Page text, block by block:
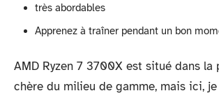
très abordables
Apprenez à traîner pendant un bon
AMD Ryzen 7 3700X est situé dans la
chère du milieu de gamme, mais ici, je